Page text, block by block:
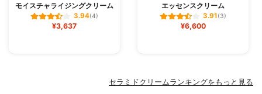
モイスチャライジングクリーム
3.94(4)
¥3,637
エッセンスクリーム
3.91(3)
¥6,600
セラミドクリームランキングをもっと見る